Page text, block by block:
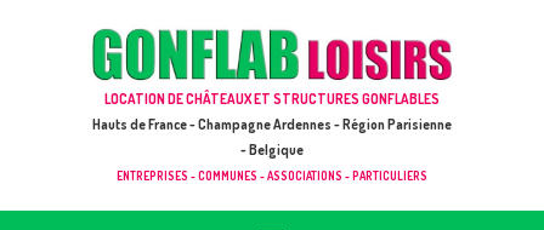
LOCATION DE CHÂTEAUX ET STRUCTURES GONFLABLES
Hauts de France - Champagne Ardennes - Région Parisienne
- Belgique
ENTREPRISES - COMMUNES - ASSOCIATIONS - PARTICULIERS
GONFLAB LOISIRS
ACCUEIL
JEUX À LOUER & PRESTATIONS
CATALOGUE / TARIF
DEMANDE DE DEVIS (SOUS 24H)